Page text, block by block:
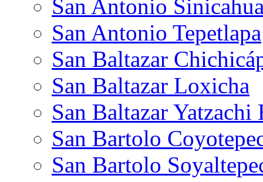
San Antonio
San Antonio Tepetlapa
San Baltazar
San Baltazar Loxicha
San Baltazar Yatzachi
San Bartolo
San Bartolo